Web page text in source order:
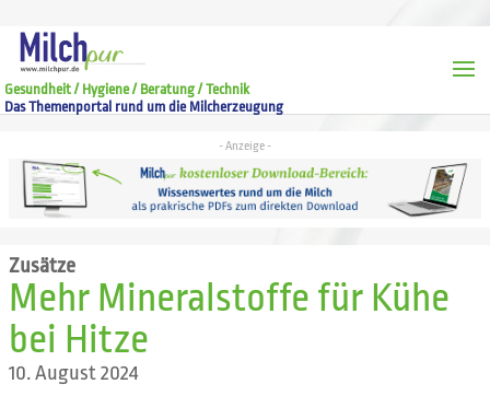
Gesundheit / Hygiene / Beratung / Technik
Das Themenportal rund um die Milcherzeugung
Zusätze
Mehr Mineralstoffe für Kühe
bei Hitze
10. August 2024